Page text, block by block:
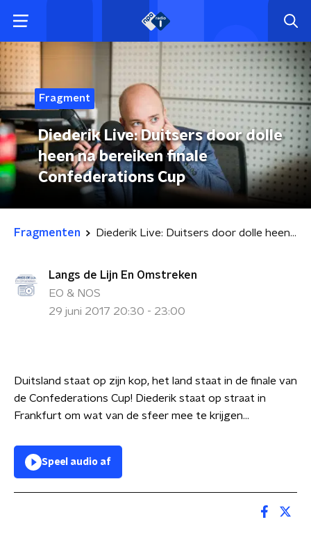
Fragment
Diederik Live: Duitsers door dolle
heen na bereiken finale
Confederations Cup
Fragmenten Diederik Live: Duitsers door dolle heen na bereiken finale Confederations Cup
Langs de Lijn En Omstreken
EO & NOS
29 juni 2017 20:30 - 23:00
Duitsland staat op zijn kop, het land staat in de finale van
de Confederations Cup! Diederik staat op straat in
Frankfurt om wat van de sfeer mee te krijgen...
Speel audio af